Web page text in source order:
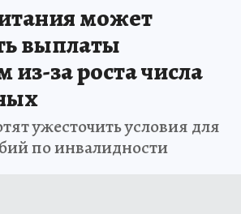
может
выплаты
из-за роста числа
ужесточить условия для
по инвалидности